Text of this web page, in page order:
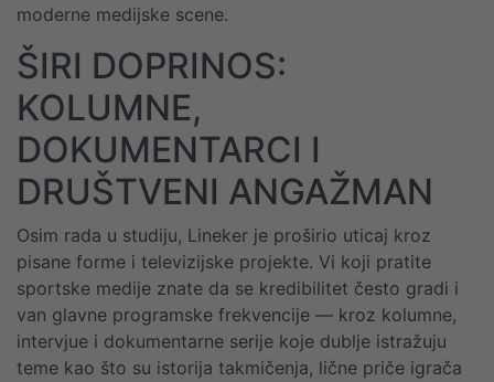
moderne medijske scene.
ŠIRI DOPRINOS:
KOLUMNE,
DOKUMENTARCI I
DRUŠTVENI ANGAŽMAN
Osim rada u studiju, Lineker je proširio uticaj kroz
pisane forme i televizijske projekte. Vi koji pratite
sportske medije znate da se kredibilitet često gradi i
van glavne programske frekvencije — kroz kolumne,
intervjue i dokumentarne serije koje dublje istražuju
teme kao što su istorija takmičenja, lične priče igrača